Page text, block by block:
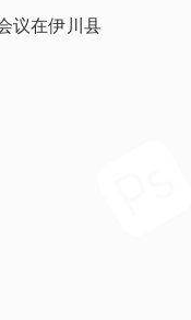
议在伊川县